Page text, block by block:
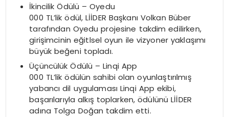
İkincilik Ödülü – Oyedu
000 TL’lik ödül, LİİDER Başkanı Volkan Büber
tarafından Oyedu projesine takdim edilirken,
girişimcinin eğitlsel oyun ile vizyoner yaklaşımı
büyük beğeni topladı.
Üçüncülük Ödülü – Linqi App
000 TL’lik ödülün sahibi olan oyunlaştırılmış
yabancı dil uygulaması Linqi App ekibi,
başarılarıyla alkış toplarken, ödülünü LİİDER
adına Tolga Doğan takdim etti.